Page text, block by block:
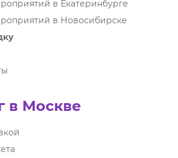
в Екатеринбурге
в Новосибирске
в Москве